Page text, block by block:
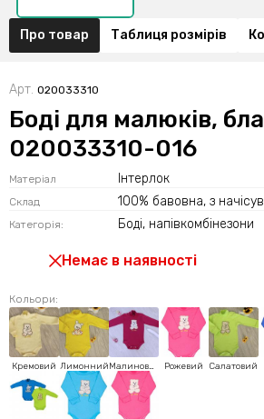
Про товар Таблиця розмірів
Арт. 020033310
Боді для малюків,
020033310-016
Матеріал Інтерлок
Склад 100% бавовна, з
Категорія: Боді, напівкомбінезони
Немає в наявності
Кольори:
Кремовий Лимонний Малиновий Рожевий Салатовий